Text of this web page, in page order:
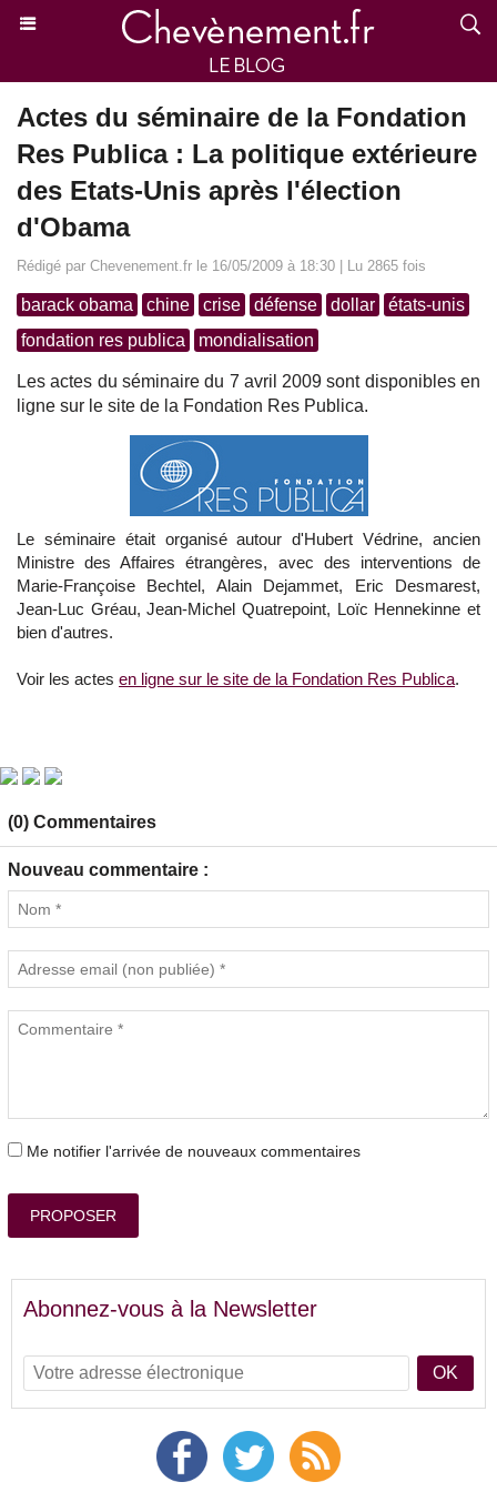
Actes du séminaire de la Fondation
Res Publica : La politique extérieure
des Etats-Unis après l'élection
d'Obama
Rédigé par Chevenement.fr le 16/05/2009 à 18:30 | Lu 2865 fois
barack obama chine crise défense dollar
états-unis
fondation res publica
mondialisation
Les actes du séminaire du 7 avril 2009 sont disponibles en
ligne sur le site de la Fondation Res Publica.
Le séminaire était organisé autour d'Hubert Védrine, ancien
Ministre des Affaires étrangères, avec des interventions de
Marie-Françoise Bechtel, Alain Dejammet, Eric Desmarest,
Jean-Luc Gréau, Jean-Michel Quatrepoint, Loïc Hennekinne et
bien d'autres.
Voir les actes en ligne sur le site de la Fondation Res Publica.
(0) Commentaires
Nouveau commentaire :
Me notifier l'arrivée de nouveaux commentaires
PROPOSER
Abonnez-vous à la Newsletter
OK